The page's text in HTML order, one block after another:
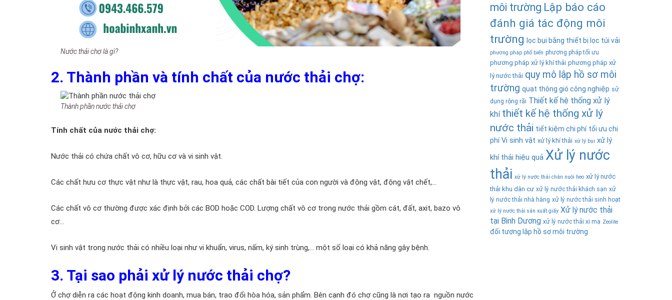
Nước thải chợ là gì?
2. Thành phần và tính chất của nước thải chợ:
Thành phần nước thải chợ
Tính chất của nước thải chợ:
Nước thải có chứa chất vô cơ, hữu cơ và vi sinh vật.
Các chất hưu cơ thực vật như là thực vật, rau, hoa quả, các chất bài tiết của con người và động vật, động vật chết,…
Các chất vô cơ thường được xác định bởi các BOD hoặc COD. Lượng chất vô cơ trong nước thải gồm cát, đất, axit, bazo vô
cơ…
Vi sinh vật trong nước thải có nhiều loại như vi khuẩn, virus, nấm, ký sinh trùng,… một số loại có khả năng gây bệnh.
3. Tại sao phải xử lý nước thải chợ?
Ở chợ diễn ra các hoạt động kinh doanh, mua bán, trao đổi hòa hóa, sản phẩm. Bên cạnh đó chợ cũng là nơi tạo ra nguồn nước
môi trường Lập báo cáo
đánh giá tác động môi
trường lọc bụi bằng thiết bị lọc túi vải
phương pháp phổ biến phương pháp tối ưu
phương pháp xử lý khí thải phương pháp xử
lý nước thải quy mô lập hồ sơ môi
trường quạt thông gió công nghiệp sử
dụng rộng rãi Thiết kế hệ thống xử lý
khí thiết kế hệ thống xử lý
nước thải tiết kiệm chi phí tối ưu chi
phí Vi sinh vật xử lý khí thải xử lý bụi xử lý
khí thải hiệu quả Xử lý nước
thải xử lý nước thải chăn nuôi heo xử lý nước
thải khu dân cư xử lý nước thải khách sạn xử
lý nước thải nhà hàng xử lý nước thải sinh hoạt
xử lý nước thải sản xuất giấy Xử lý nước thải
tại Bình Dương xử lý nước thải xi mạ Zeolite
đối tượng lập hồ sơ môi trường